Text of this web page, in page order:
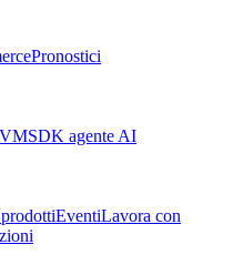
Pronostici
SDK agente AI
EventiLavora con